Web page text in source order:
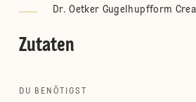
Dr. Oetker Gugelhupfform
Zutaten
DU BENÖTIGST